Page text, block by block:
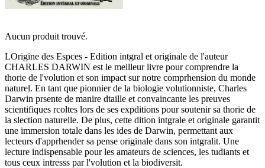
Aucun produit trouvé.
LOrigine des Espces - Edition intgral et originale de l'auteur
CHARLES DARWIN est le meilleur livre pour comprendre la
thorie de l'volution et son impact sur notre comprhension du monde
naturel. En tant que pionnier de la biologie volutionniste, Charles
Darwin prsente de manire dtaille et convaincante les preuves
scientifiques rcoltes lors de ses expditions pour soutenir sa thorie de
la slection naturelle. De plus, cette dition intgrale et originale garantit
une immersion totale dans les ides de Darwin, permettant aux
lecteurs d'apprhender sa pense originale dans son intgralit. Une
lecture indispensable pour les amateurs de sciences, les tudiants et
tous ceux intresss par l'volution et la biodiversit.